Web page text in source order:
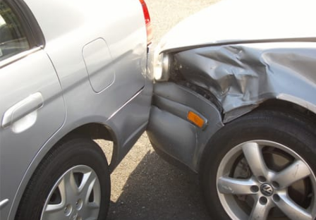
رياضة
كأس العالم
البرامج
شاهد البرامج
الترددات
عن MTV
وظائف